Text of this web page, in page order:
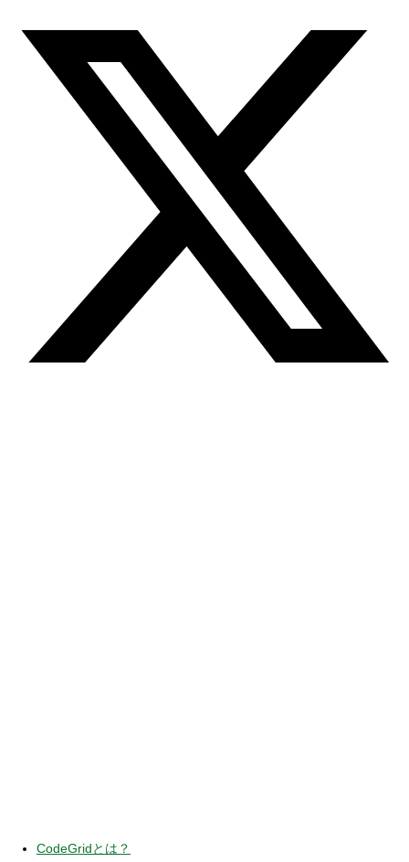
CodeGridとは？